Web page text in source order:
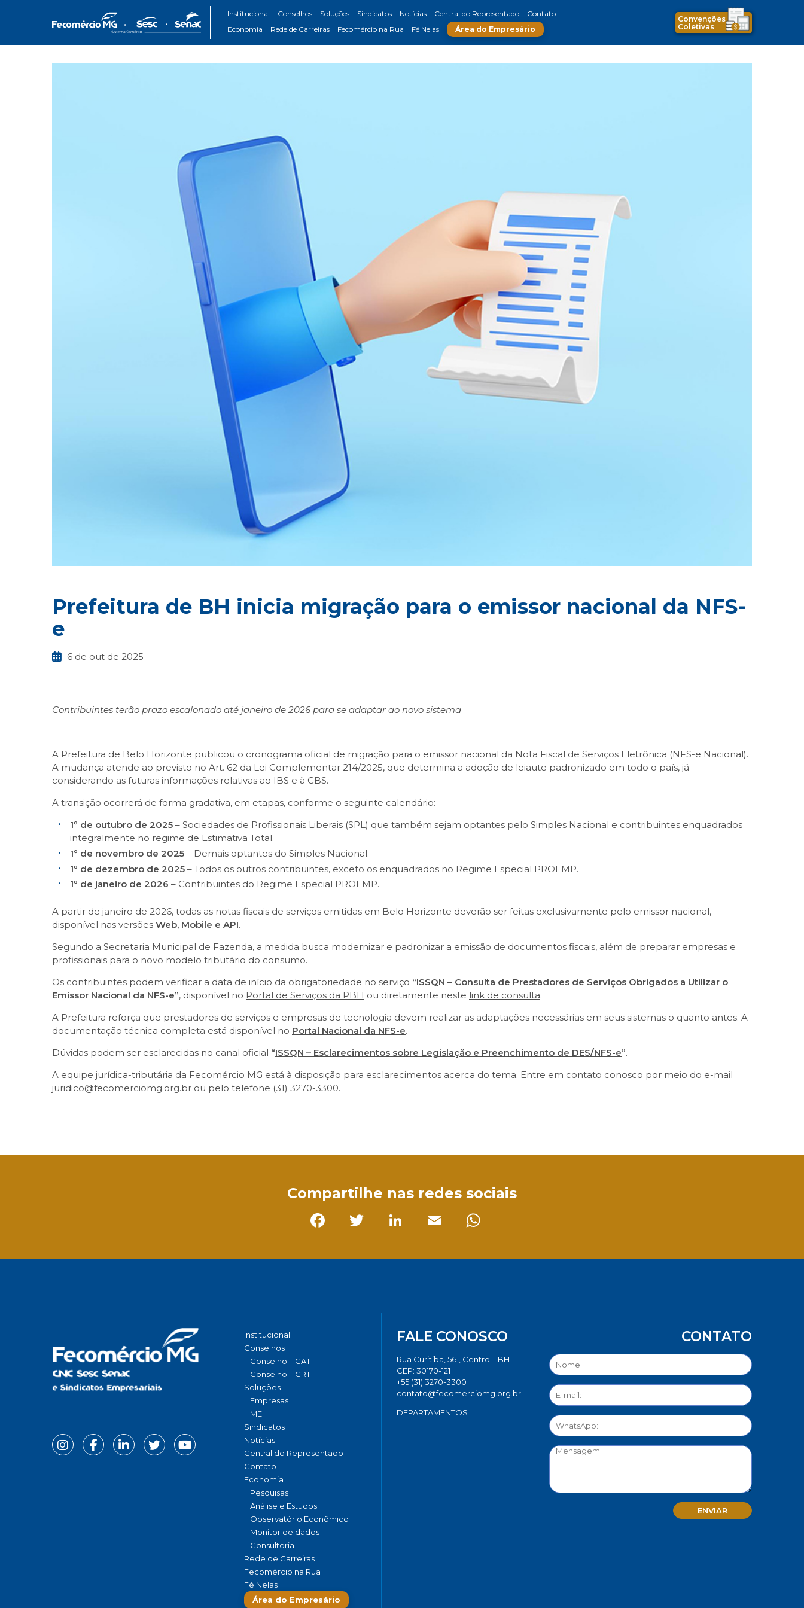
Institucional Conselhos Soluções Sindicatos Notícias Central do Representado
Contato
Economia
Rede de Carreiras Fecomércio na Rua Fé Nelas Área do Empresário
Convenções
Coletivas
Prefeitura de BH inicia migração para o emissor nacional da NFS-
e
6 de out de 2025
Contribuintes terão prazo escalonado até janeiro de 2026 para se adaptar ao novo sistema
A Prefeitura de Belo Horizonte publicou o cronograma oficial de migração para o emissor nacional da Nota Fiscal de Serviços Eletrônica (NFS-e Nacional).
A mudança atende ao previsto no Art. 62 da Lei Complementar 214/2025, que determina a adoção de leiaute padronizado em todo o país, já
considerando as futuras informações relativas ao IBS e à CBS.
A transição ocorrerá de forma gradativa, em etapas, conforme o seguinte calendário:
1º de outubro de 2025 – Sociedades de Profissionais Liberais (SPL) que também sejam optantes pelo Simples Nacional e contribuintes enquadrados
integralmente no regime de Estimativa Total.
1º de novembro de 2025 – Demais optantes do Simples Nacional.
1º de dezembro de 2025 – Todos os outros contribuintes, exceto os enquadrados no Regime Especial PROEMP.
1º de janeiro de 2026 – Contribuintes do Regime Especial PROEMP.
A partir de janeiro de 2026, todas as notas fiscais de serviços emitidas em Belo Horizonte deverão ser feitas exclusivamente pelo emissor nacional,
disponível nas versões Web, Mobile e API.
Segundo a Secretaria Municipal de Fazenda, a medida busca modernizar e padronizar a emissão de documentos fiscais, além de preparar empresas e
profissionais para o novo modelo tributário do consumo.
Os contribuintes podem verificar a data de início da obrigatoriedade no serviço “ISSQN – Consulta de Prestadores de Serviços Obrigados a Utilizar o
Emissor Nacional da NFS-e”, disponível no Portal de Serviços da PBH ou diretamente neste link de consulta.
A Prefeitura reforça que prestadores de serviços e empresas de tecnologia devem realizar as adaptações necessárias em seus sistemas o quanto antes. A
documentação técnica completa está disponível no Portal Nacional da NFS-e.
Dúvidas podem ser esclarecidas no canal oficial “ISSQN – Esclarecimentos sobre Legislação e Preenchimento de DES/NFS-e”.
A equipe jurídica-tributária da Fecomércio MG está à disposição para esclarecimentos acerca do tema. Entre em contato conosco por meio do e-mail
juridico@fecomerciomg.org.br ou pelo telefone (31) 3270-3300.
Compartilhe nas redes sociais
Institucional
Conselhos
Conselho – CAT
Conselho – CRT
Soluções
Empresas
MEI
Sindicatos
Notícias
Central do Representado
Contato
Economia
Pesquisas
Análise e Estudos
Observatório Econômico
Monitor de dados
Consultoria
Rede de Carreiras
Fecomércio na Rua
Fé Nelas
Área do Empresário
FALE CONOSCO
Rua Curitiba, 561, Centro – BH
CEP: 30170-121
+55 (31) 3270-3300
contato@fecomerciomg.org.br
DEPARTAMENTOS
CONTATO